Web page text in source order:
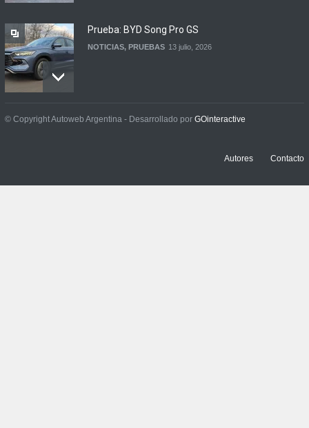
Prueba: BYD Song Pro GS
NOTICIAS, PRUEBAS 13 julio, 2026
Contacto: Jeep Wrangler
© Copyright Autoweb Argentina - Desarrollado por GOinteractive
Autores Contacto